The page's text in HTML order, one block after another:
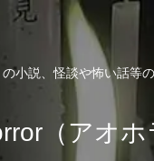
小説、怪談や怖い話等
（アオ